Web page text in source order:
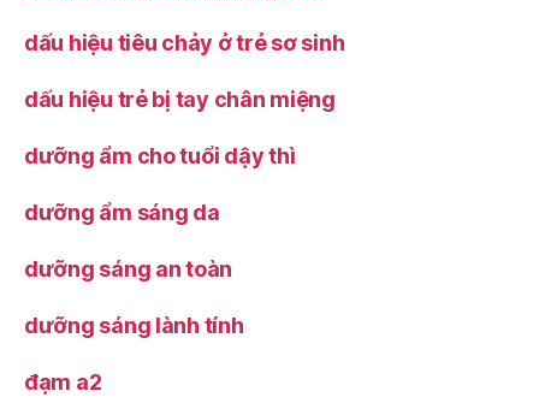
dấu hiệu tiêu chảy ở trẻ sơ sinh
dấu hiệu trẻ bị tay chân miệng
dưỡng ẩm cho tuổi dậy thì
dưỡng ẩm sáng da
dưỡng sáng an toàn
dưỡng sáng lành tính
đạm a2